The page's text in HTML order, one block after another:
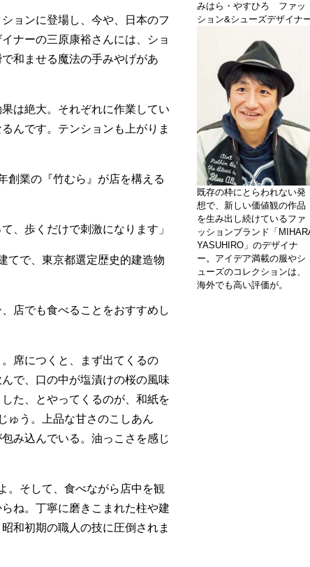
ョンに登場し、今や、日本のフ
ナーの三原康裕さんには、ショ
和ませる魔法の手みやげがあ
は絶大。それぞれに作業してい
んです。テンションも上がりま
創業の『竹むら』が店を構える
、歩くだけで刺激になります」
てで、東京都選定歴史的建造物
店でも食べることをおすすめし
席につくと、まず出てくるの
で、口の中が塩漬けの桜の風味
た、とやってくるのが、和紙を
ゅう。上品な甘さのこしあん
み込んでいる。油っこさを感じ
。そして、食べながら店中を観
ね。丁寧に磨きこまれた柱や建
和初期の職人の技に圧倒されま
みはら・やすひろ ファッ
ション&シューズデザイナ
既存の枠にとらわれない発
想で、新しい価値観の作品
を生み出し続けているファ
ッションブランド「
YASUHIRO」のデザイナ
ー。アイデア満載の服やシ
ューズのコレクションは、
海外でも高い評価が。